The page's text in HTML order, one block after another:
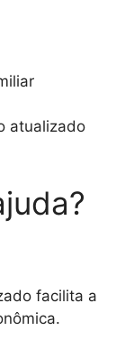
atualizado
facilita a